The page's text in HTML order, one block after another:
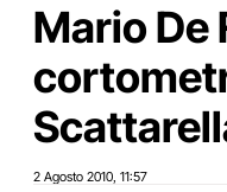
Mario De
2 Agosto 2010 11:57